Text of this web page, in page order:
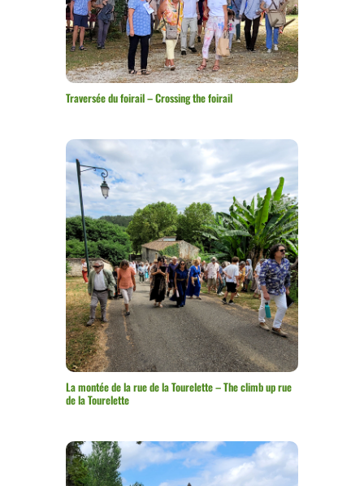
Traversée du foirail – Crossing the foirail
La montée de la rue de la Tourelette – The climb up rue
de la Tourelette